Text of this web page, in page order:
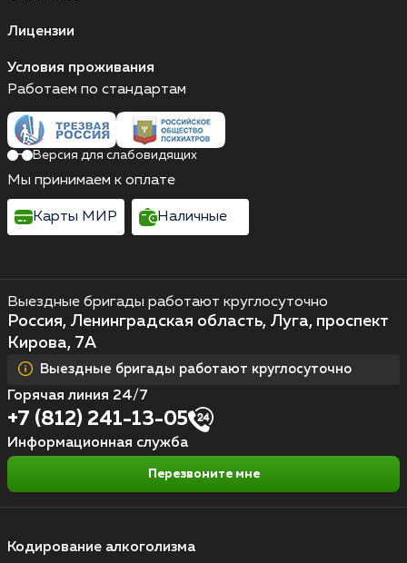
Лицензии
Условия проживания
Кодирование алкоголизма
Выездные бригады работают круглосуточно
Россия, Ленинградская область, Луга, проспект
Кирова, 7А
Выездные бригады работают круглосуточно
Горячая линия 24/7
+7 (812) 241-13-05
Информационная служба
Перезвоните мне
Работаем по стандартам
Версия для слабовидящих
Мы принимаем к оплате
Карты МИР Наличные